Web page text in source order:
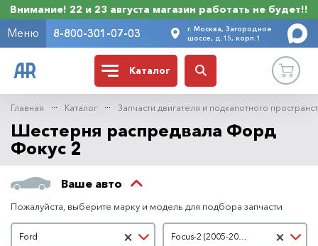
Внимание! 22 и 23 августа магазин работать не будет!!
Меню 8-800-301-07-03
г. Москва, Загородное
шоссе, д.15, корп.1
Каталог
Главная Каталог Запчасти двигателя и подкапотного
Шестерня распредвала Форд
Фокус 2
Ваше авто
Пожалуйста, выберите марку и модель для подбора запчасти
Марка автомобиля
×
Ford
Модель автомобиля
×
Focus-2 (2005-2007 гг)